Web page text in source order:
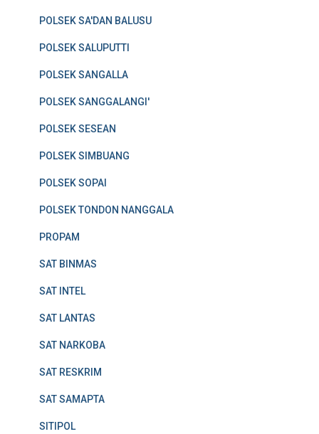
POLSEK SA'DAN BALUSU
POLSEK SALUPUTTI
POLSEK SANGALLA
POLSEK SANGGALANGI'
POLSEK SESEAN
POLSEK SIMBUANG
POLSEK SOPAI
POLSEK TONDON NANGGALA
PROPAM
SAT BINMAS
SAT INTEL
SAT LANTAS
SAT NARKOBA
SAT RESKRIM
SAT SAMAPTA
SITIPOL